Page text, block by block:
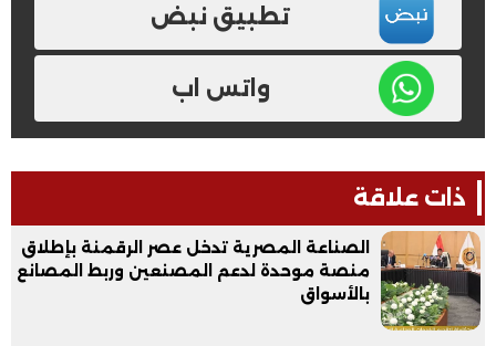
تطبيق نبض
واتس اب
ذات علاقة
الصناعة المصرية تدخل عصر الرقمنة بإطلاق
منصة موحدة لدعم المصنعين وربط المصانع
بالأسواق